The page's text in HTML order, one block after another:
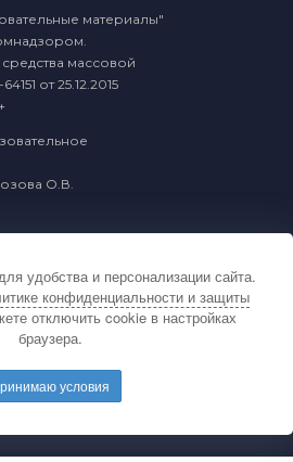
публикацией
и выдачей
обращайтесь на
113-47-87
материалы"
массовой
от 25.12.2015
О.В.
удобства и персонализации сайта.
конфиденциальности и защиты
отключить cookie в настройках
браузера.
условия